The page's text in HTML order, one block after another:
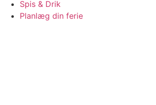
Spis & Drik
Planlæg din ferie